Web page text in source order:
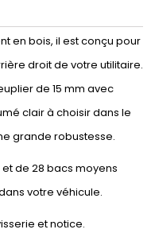
en bois, il est conçu pour
droit de votre utilitaire.
de 15 mm avec
clair à choisir dans le
grande robustesse.
de 28 bacs moyens
votre véhicule.
et notice.